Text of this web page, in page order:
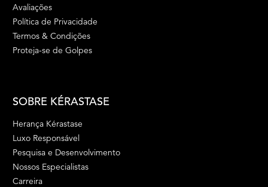
Avaliações
Política de Privacidade
Termos & Condições
Proteja-se de Golpes
SOBRE KÉRASTASE
Herança Kérastase
Luxo Responsável
Pesquisa e Desenvolvimento
Nossos Especialistas
Carreira